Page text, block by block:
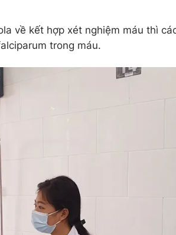
về kết hợp xét nghiệm máu thì
trong máu.